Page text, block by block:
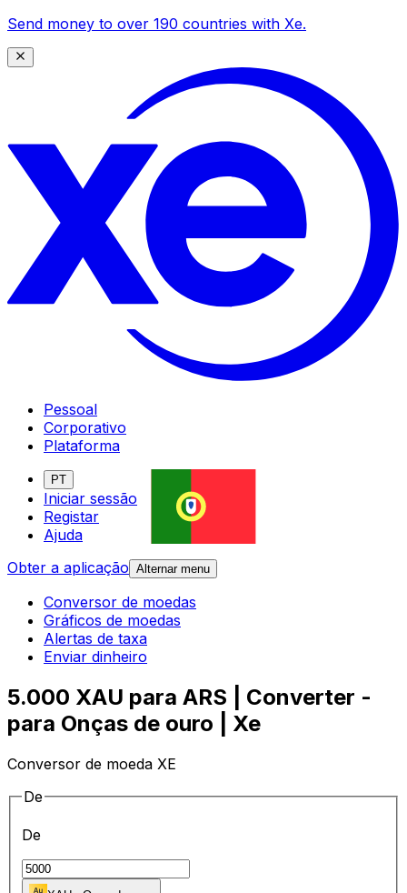
Send money to over 190 countries with Xe.
Pessoal
Corporativo
Plataforma
PT
Iniciar sessão
Registar
Ajuda
Obter a aplicação Alternar menu
Conversor de moedas
Gráficos de moedas
Alertas de taxa
Enviar dinheiro
5.000 XAU para ARS | Converter -
para Onças de ouro | Xe
Conversor de moeda XE
De
De